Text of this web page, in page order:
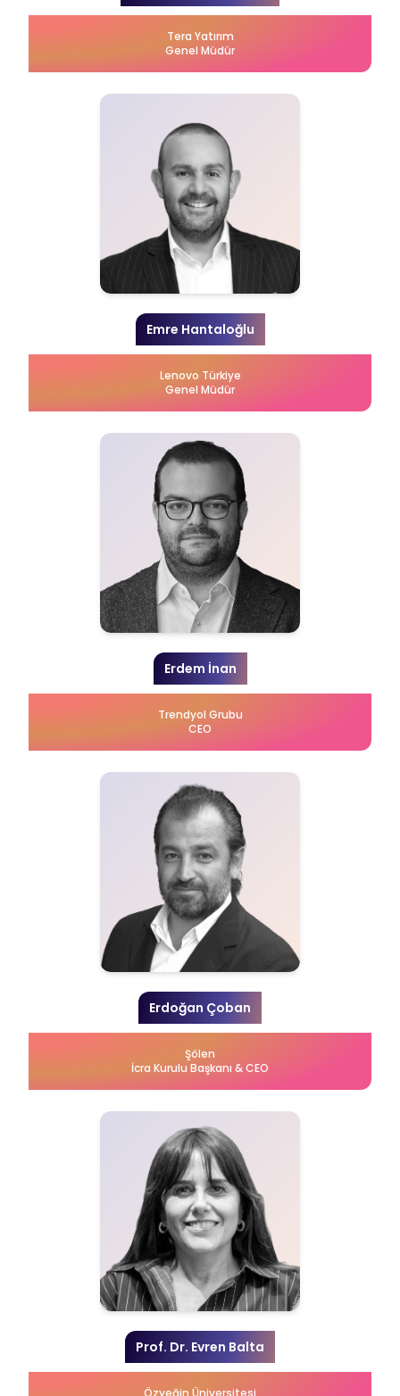
Tera Yatırım
Genel Müdür
Emre Hantaloğlu
Lenovo Türkiye
Genel Müdür
Erdem İnan
Trendyol Grubu
CEO
Erdoğan Çoban
Şölen
İcra Kurulu Başkanı & CEO
Prof. Dr. Evren Balta
Özyeğin Üniversitesi